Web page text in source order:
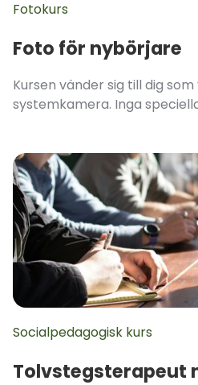
Fotokurs
Foto för nybörjare
Kursen vänder sig till dig
systemkamera. Inga
Socialpedagogisk kurs
Tolvstegsterapeut